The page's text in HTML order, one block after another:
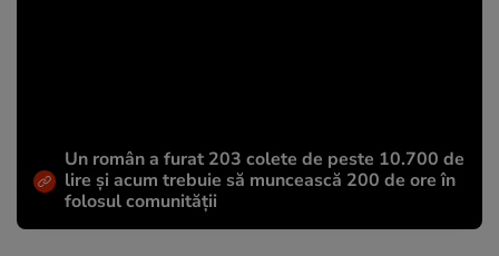
Un român a furat 203 colete de peste 10.700 de
lire și acum trebuie să muncească 200 de ore în
folosul comunității